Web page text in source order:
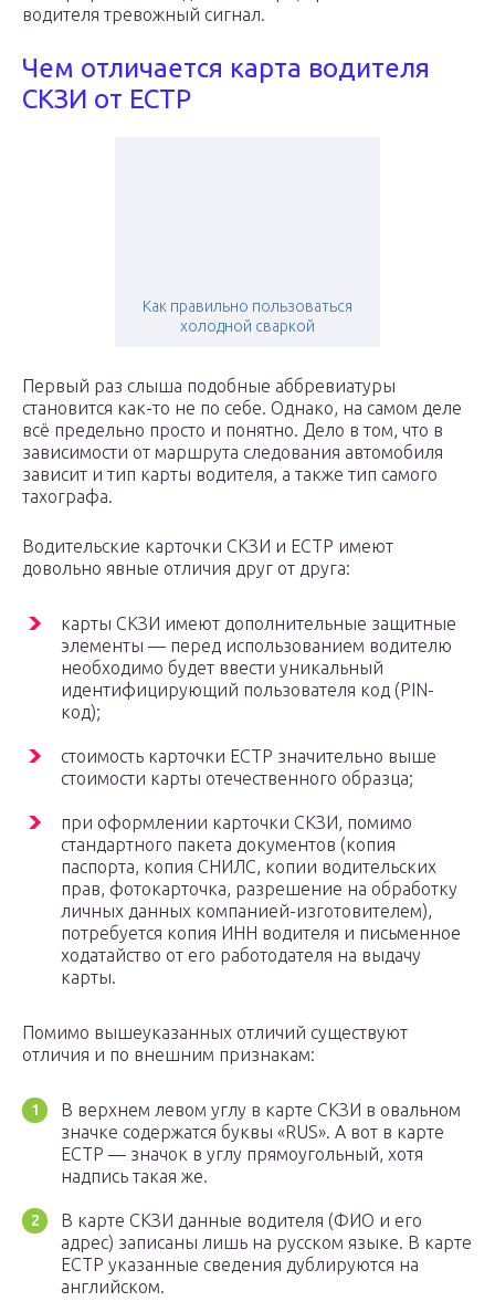
водителя тревожный сигнал.
Чем отличается карта водителя
СКЗИ от ЕСТР
Как правильно пользоваться
холодной сваркой
Первый раз слыша подобные аббревиатуры
становится как-то не по себе. Однако, на самом деле
всё предельно просто и понятно. Дело в том, что в
зависимости от маршрута следования автомобиля
зависит и тип карты водителя, а также тип самого
тахографа.
Водительские карточки СКЗИ и ЕСТР имеют
довольно явные отличия друг от друга:
карты СКЗИ имеют дополнительные защитные
элементы — перед использованием водителю
необходимо будет ввести уникальный
идентифицирующий пользователя код (PIN-
код);
стоимость карточки ЕСТР значительно выше
стоимости карты отечественного образца;
при оформлении карточки СКЗИ, помимо
стандартного пакета документов (копия
паспорта, копия СНИЛС, копии водительских
прав, фотокарточка, разрешение на обработку
личных данных компанией-изготовителем),
потребуется копия ИНН водителя и письменное
ходатайство от его работодателя на выдачу
карты.
Помимо вышеуказанных отличий существуют
отличия и по внешним признакам:
В верхнем левом углу в карте СКЗИ в овальном
значке содержатся буквы «RUS». А вот в карте
ЕСТР — значок в углу прямоугольный, хотя
надпись такая же.
В карте СКЗИ данные водителя (ФИО и его
адрес) записаны лишь на русском языке. В карте
ЕСТР указанные сведения дублируются на
английском.